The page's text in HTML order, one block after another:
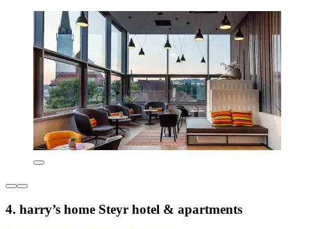
4. harry’s home Steyr hotel & apartments